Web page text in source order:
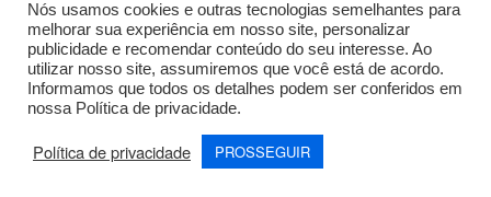
SIGN UP
Copyright © 2023 Echoiz, All rights reserved. Powered by MoxCreative
Privacy Policy Cookie Policy
Nós usamos cookies e outras tecnologias semelhantes para
melhorar sua experiência em nosso site, personalizar
publicidade e recomendar conteúdo do seu interesse. Ao
utilizar nosso site, assumiremos que você está de acordo.
Informamos que todos os detalhes podem ser conferidos em
nossa Política de privacidade.
Política de privacidade PROSSEGUIR